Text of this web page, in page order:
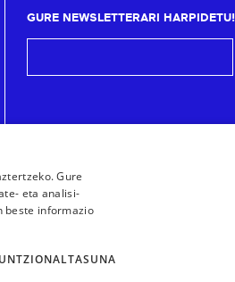
GURE NEWSLETTERARI HARPIDETU!
Gure
eta analisi-
beste informazio